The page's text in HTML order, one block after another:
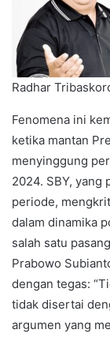
Radhar
Fenomena ini
ketika mantan
menyinggung
2024. SBY, yang
periode,
dalam dinamika
salah satu
Prabowo
dengan tegas:
tidak disertai
argumen yang